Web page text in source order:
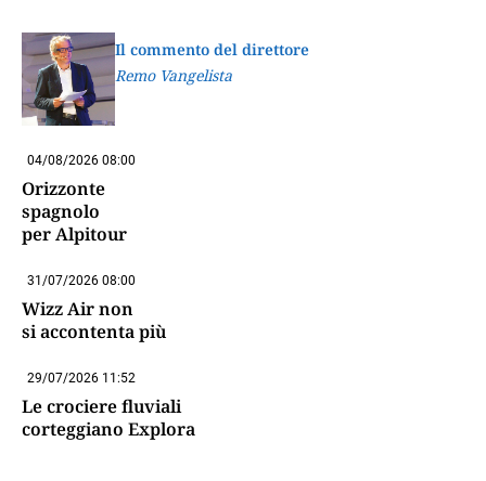
Il commento del direttore
Remo Vangelista
04/08/2026 08:00
Orizzonte
spagnolo
per Alpitour
31/07/2026 08:00
Wizz Air non
si accontenta più
29/07/2026 11:52
Le crociere fluviali
corteggiano Explora